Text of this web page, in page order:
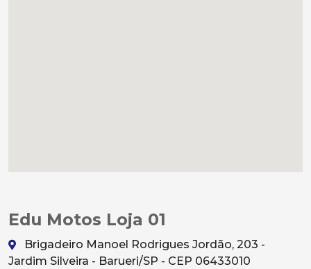
Edu Motos Loja 01
Brigadeiro Manoel Rodrigues Jordão, 203 -
Jardim Silveira - Barueri/SP - CEP 06433010